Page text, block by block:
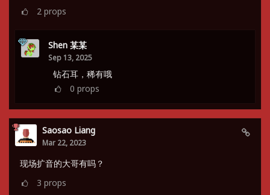
2 props
Shen 某某
Sep 13, 2025
钻石耳，稀有哦
0 props
Saosao Liang
Mar 22, 2023
现场扩音的大哥有吗？
3 props